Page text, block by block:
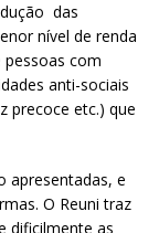
das
nível de renda
pessoas com
anti-sociais
precoce etc.) que
apresentadas, e
O Reuni traz
dificilmente as